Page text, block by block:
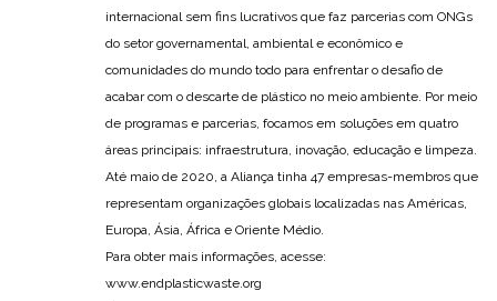
internacional sem fins lucrativos que faz parcerias com ONGs
do setor governamental, ambiental e econômico e
comunidades do mundo todo para enfrentar o desafio de
acabar com o descarte de plástico no meio ambiente. Por meio
de programas e parcerias, focamos em soluções em quatro
áreas principais: infraestrutura, inovação, educação e limpeza.
Até maio de 2020, a Aliança tinha 47 empresas-membros que
representam organizações globais localizadas nas Américas,
Europa, Ásia, África e Oriente Médio.
Para obter mais informações, acesse:
www.endplasticwaste.org